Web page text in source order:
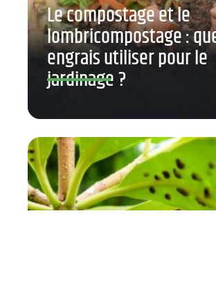
Le compostage et le
lombricompostage :
engrais utiliser pour le
jardinage ?